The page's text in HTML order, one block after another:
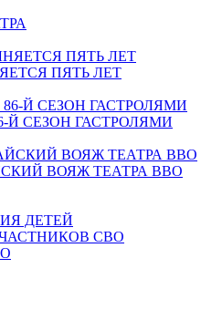
ПЯТЬ ЛЕТ
Й СЕЗОН ГАСТРОЛЯМИ
ВОЯЖ ТЕАТРА ВВО
ДЕТЕЙ
СВО